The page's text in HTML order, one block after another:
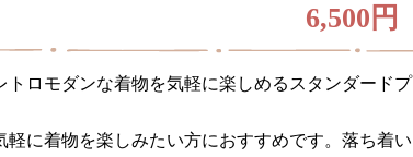
6,500円
トロモダンな着物を気軽に楽しめるスタンダードプ
軽に着物を楽しみたい方におすすめです。落ち着い